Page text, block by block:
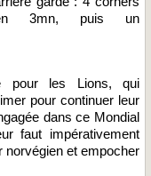
3mn, puis un
pour les Lions, qui
pour continuer leur
dans ce Mondial
faut impérativement
norvégien et empocher